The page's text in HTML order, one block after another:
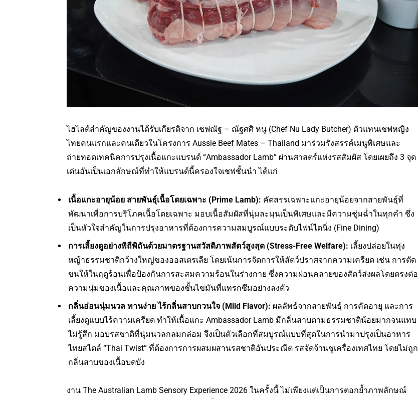
ไฮไลต์สำคัญของงานได้รับเกียรติจาก เชฟณัฐ – ณัฐศศิ หนู (Chef Nu Lady Butcher) ตัวแทนเชฟหญิง
ไทยคนแรกและคนเดียวในโครงการ Aussie Beef Mates – Thailand มาร่วมรังสรรค์เมนูพิเศษและ
ถ่ายทอดเทคนิคการปรุงเนื้อแกะแบรนด์ “Ambassador Lamb” ผ่านศาสตร์แห่งรสสัมผัส โดยเผยถึง 3 จุด
เด่นอันเป็นเอกลักษณ์ที่ทำให้แบรนด์นี้ครองใจเชฟชั้นนำ ได้แก่
เนื้อแกะอายุน้อย สายพันธุ์เนื้อโดยเฉพาะ (Prime Lamb): คัดสรรเฉพาะแกะอายุน้อยจากสายพันธุ์ที่
พัฒนาเพื่อการบริโภคเนื้อโดยเฉพาะ มอบเนื้อสัมผัสที่นุ่มละมุนเป็นพิเศษและมีความชุ่มฉ่ำในทุกคำ ซึ่ง
เป็นหัวใจสำคัญในการปรุงอาหารที่ต้องการความสมบูรณ์แบบระดับไฟน์ไดนิ่ง (Fine Dining)
การเลี้ยงดูอย่างพิถีพิถันด้วยมาตรฐานสวัสดิภาพสัตว์สูงสุด (Stress-Free Welfare): เลี้ยงปล่อยในทุ่ง
หญ้าธรรมชาติกว้างใหญ่ของออสเตรเลีย โดยเน้นการจัดการให้สัตว์ปราศจากความเครียด เช่น การตัด
ขนให้ในฤดูร้อนเพื่อป้องกันการสะสมความร้อนในร่างกาย ซึ่งความผ่อนคลายของสัตว์ส่งผลโดยตรงต่อ
ความนุ่มของเนื้อและคุณภาพของชั้นไขมันที่แทรกซึมอย่างลงตัว
กลิ่นอ่อนนุ่มนวล ทานง่าย ไร้กลิ่นสาบกวนใจ (Mild Flavor): ผลลัพธ์จากสายพันธุ์ การคัดอายุ และการ
เลี้ยงดูแบบไร้ความเครียด ทำให้เนื้อแกะ Ambassador Lamb มีกลิ่นสาบตามธรรมชาติน้อยมากจนแทบ
ไม่รู้สึก มอบรสชาติที่นุ่มนวลกลมกล่อม จึงเป็นตัวเลือกที่สมบูรณ์แบบที่สุดในการนำมาปรุงเป็นอาหาร
ไทยสไตล์ “Thai Twist” ที่ต้องการการผสมผสานรสชาติอันประณีต รสจัดจ้านชูเครื่องเทศไทย โดยไม่ถูก
กลิ่นสาบของเนื้อบดบัง
งาน The Australian Lamb Sensory Experience 2026 ในครั้งนี้ ไม่เพียงแต่เป็นการตอกย้ำภาพลักษณ์